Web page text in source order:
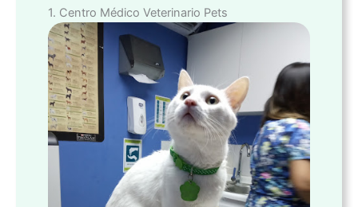
1. Centro Médico Veterinario Pets